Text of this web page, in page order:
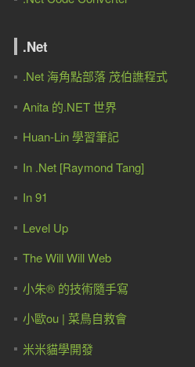
.Net
.Net 海角點部落 茂伯譙程式
Anita 的.NET 世界
Huan-Lin 學習筆記
In .Net [Raymond Tang]
In 91
Level Up
The Will Will Web
小朱® 的技術隨手寫
小歐ou | 菜鳥自救會
米米貓學開發